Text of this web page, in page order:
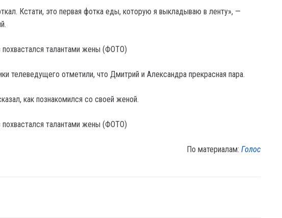
Кстати, это первая фотка еды, которую я выкладываю в ленту», —
телеведущего отметили, что Дмитрий и Александра прекрасная пара.
как познакомился со своей женой.
По материалам:Голос